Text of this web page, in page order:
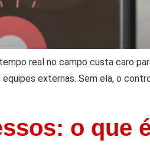
real no campo custa caro
externas. Sem ela, o
o que